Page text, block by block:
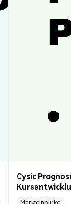
Cysic
Guide
Markteinblicke